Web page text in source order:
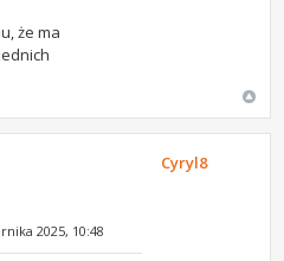
że ma
2025, 10:48
Cyryl8